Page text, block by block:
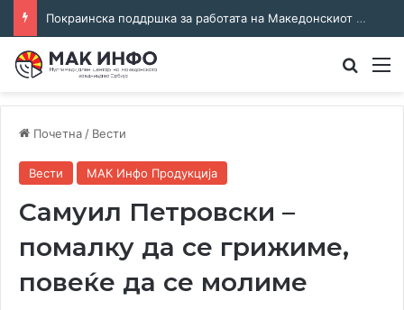
Соработка за јазикот и идентитетот: работна средба во Општина Пландиште
Почетна / Вести
Вести МАК Инфо Продукција
Самуил Петровски –
помалку да се грижиме,
повеќе да се молиме